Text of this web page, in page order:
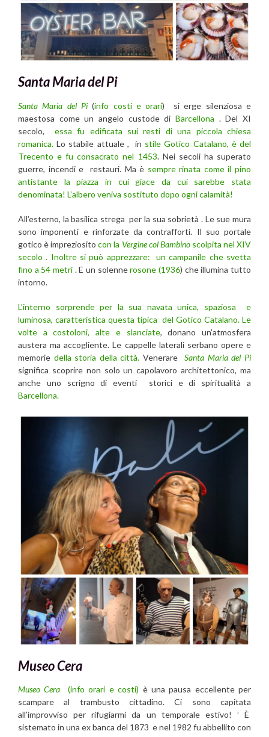
Santa Maria del Pi
Santa Maria del Pi (info costi e orari) si erge silenziosa e
maestosa come un angelo custode di Barcellona . Del XI
secolo,
essa fu edificata sui resti di una piccola chiesa
romanica. Lo stabile attuale , in stile Gotico Catalano, è del
Trecento e fu consacrato nel 1453. Nei secoli ha superato
guerre, incendi e restauri. Ma è sempre rinata come il pino
antistante la piazza in cui giace da cui sarebbe stata
denominata! L’albero veniva sostituto dopo ogni calamità!
All’esterno, la basilica strega per la sua sobrietà . Le sue mura
sono imponenti e rinforzate da contrafforti. Il suo portale
gotico è impreziositocon la Vergine col Bambino scolpita nel XIV
secolo . Inoltre si può apprezzare: un campanile che svetta
fino a 54 metri . E un solennerosone (1936) che illumina tutto
intorno.
L’interno sorprende per la sua navata unica, spaziosa e
luminosa, caratteristica questa tipica del Gotico Catalano. Le
volte a costoloni, alte e slanciate, donano un’atmosfera
austera ma accogliente. Le cappelle laterali serbano opere e
memorie della storia della città.VenerareSanta Maria del Pi
significa scoprire non solo un capolavoro architettonico, ma
anche uno scrigno di eventi storici e di spiritualità a
Barcellona.
Museo Cera
Museo Cera (info orari e costi) è una pausa eccellente per
scampare al trambusto cittadino. Ci sono capitata
all’improvviso per rifugiarmi da un temporale estivo! ’ È
sistemato in una ex banca del 1873 e nel 1982 fu abbellito con